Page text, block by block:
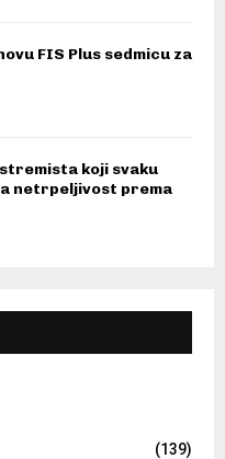
FIS Plus sedmicu za
koji svaku
netrpeljivost prema
(139)